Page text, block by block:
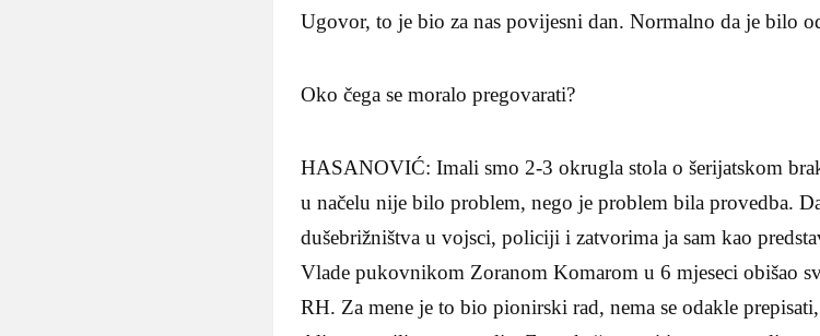
Ugovor, to je bio za nas povijesni dan. Normalno da je bilo
Oko čega se moralo pregovarati?
HASANOVIĆ: Imali smo 2-3 okrugla stola o šerijatskom
u načelu nije bilo problem, nego je problem bila provedba.
dušebrižništva u vojsci, policiji i zatvorima ja sam kao
Vlade pukovnikom Zoranom Komarom u 6 mjeseci obišao
RH. Za mene je to bio pionirski rad, nema se odakle